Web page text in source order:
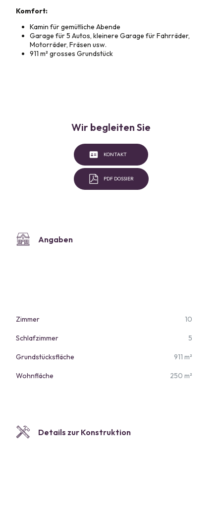
Komfort:
Kamin für gemütliche Abende
Garage für 5 Autos, kleinere Garage für Fahrräder,
Motorräder, Fräsen usw.
911 m² grosses Grundstück
Wir begleiten Sie
KONTAKT
PDF DOSSIER
Angaben
Zimmer 10
Schlafzimmer 5
Grundstücksfläche 911 m²
Wohnfläche 250 m²
Details zur Konstruktion